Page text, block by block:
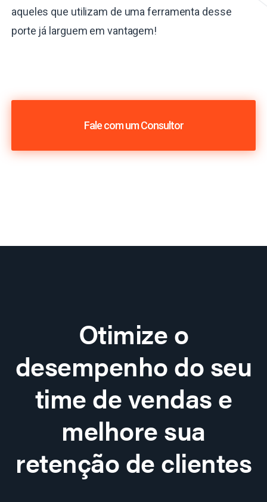
aqueles que utilizam de uma ferramenta desse
porte já larguem em vantagem!
Fale com um Consultor
Otimize o
desempenho do seu
time de vendas e
melhore sua
retenção de clientes